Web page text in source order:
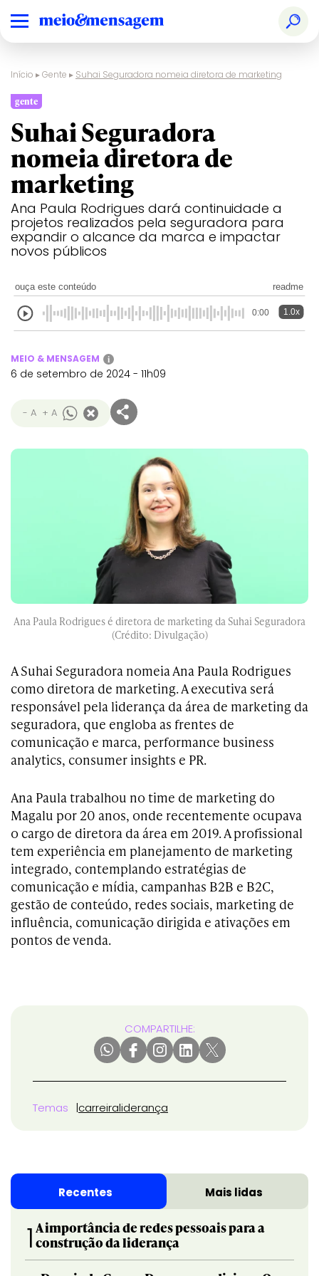
Início ▸Gente ▸ Suhai Seguradora nomeia diretora de marketing
gente
Suhai Seguradora
nomeia diretora de
marketing
Ana Paula Rodrigues dará continuidade a
projetos realizados pela seguradora para
expandir o alcance da marca e impactar
novos públicos
ouça este conteúdo readme
0:00 1.0x
MEIO & MENSAGEM i
6 de setembro de 2024 - 11h09
- A + A
Ana Paula Rodrigues é diretora de marketing da Suhai Seguradora
(Crédito: Divulgação)
A Suhai Seguradora nomeia Ana Paula Rodrigues
como diretora de marketing. A executiva será
responsável pela liderança da área de marketing da
seguradora, que engloba as frentes de
comunicação e marca, performance business
analytics, consumer insights e PR.
Ana Paula trabalhou no time de marketing do
Magalu por 20 anos, onde recentemente ocupava
o cargo de diretora da área em 2019. A profissional
tem experiência em planejamento de marketing
integrado, contemplando estratégias de
comunicação e mídia, campanhas B2B e B2C,
gestão de conteúdo, redes sociais, marketing de
influência, comunicação dirigida e ativações em
pontos de venda.
COMPARTILHE:
Temas carreiraliderança
Recentes Mais lidas
1 A importância de redes pessoais para a
construção da liderança